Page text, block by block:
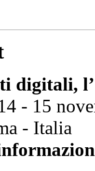
digitali,
- 15
- Italia